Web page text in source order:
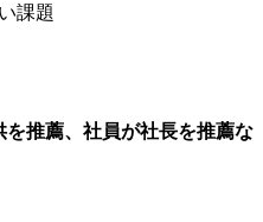
課題
を推薦、社員が社長を推薦な